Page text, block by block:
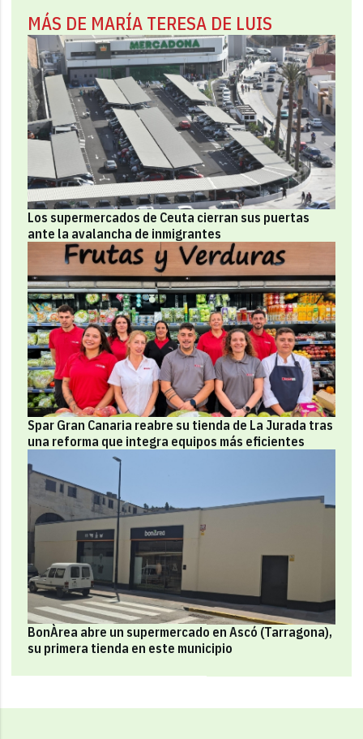
MÁS DE MARÍA TERESA DE LUIS
Los supermercados de Ceuta cierran sus puertas
ante la avalancha de inmigrantes
Spar Gran Canaria reabre su tienda de La Jurada tras
una reforma que integra equipos más eficientes
BonÀrea abre un supermercado en Ascó (Tarragona),
su primera tienda en este municipio